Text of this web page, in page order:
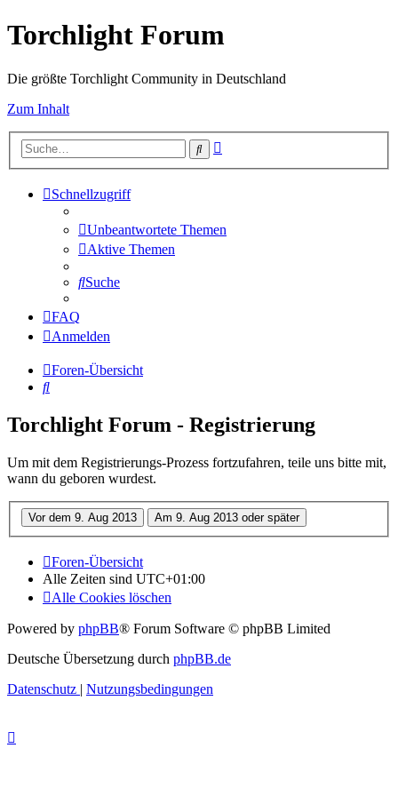
Torchlight Forum
Die größte Torchlight Community in Deutschland
Zum Inhalt
Suche
Schnellzugriff
Unbeantwortete Themen
Aktive Themen
Suche
FAQ
Anmelden
Foren-Übersicht
Suche
Torchlight Forum - Registrierung
Um mit dem Registrierungs-Prozess fortzufahren, teile uns bitte mit,
wann du geboren wurdest.
Foren-Übersicht
Alle Zeiten sind UTC+01:00
Alle Cookies löschen
Powered by phpBB® Forum Software © phpBB Limited
Deutsche Übersetzung durch phpBB.de
Datenschutz | Nutzungsbedingungen